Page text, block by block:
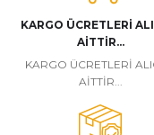
Ürün bilgilerinde
Ürün fiyatı diğer
Bu ürüne benzer farklı
KARGO ÜCRETLERİ
AİTTİR...
KARGO ÜCRETLERİ
AİTTİR...